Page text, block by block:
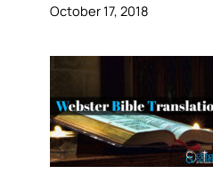
October 17, 2018